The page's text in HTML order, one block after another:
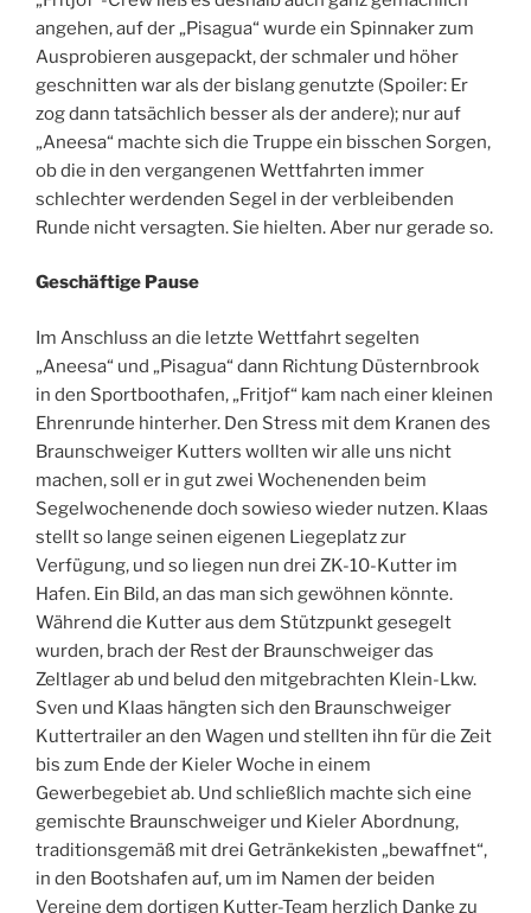
angehen, auf der „Pisagua“ wurde ein Spinnaker zum
Ausprobieren ausgepackt, der schmaler und höher
geschnitten war als der bislang genutzte (Spoiler: Er
zog dann tatsächlich besser als der andere); nur auf
„Aneesa“ machte sich die Truppe ein bisschen Sorgen,
ob die in den vergangenen Wettfahrten immer
schlechter werdenden Segel in der verbleibenden
Runde nicht versagten. Sie hielten. Aber nur gerade so.
Geschäftige Pause
Im Anschluss an die letzte Wettfahrt segelten
„Aneesa“ und „Pisagua“ dann Richtung Düsternbrook
in den Sportboothafen, „Fritjof“ kam nach einer kleinen
Ehrenrunde hinterher. Den Stress mit dem Kranen des
Braunschweiger Kutters wollten wir alle uns nicht
machen, soll er in gut zwei Wochenenden beim
Segelwochenende doch sowieso wieder nutzen. Klaas
stellt so lange seinen eigenen Liegeplatz zur
Verfügung, und so liegen nun drei ZK-10-Kutter im
Hafen. Ein Bild, an das man sich gewöhnen könnte.
Während die Kutter aus dem Stützpunkt gesegelt
wurden, brach der Rest der Braunschweiger das
Zeltlager ab und belud den mitgebrachten Klein-Lkw.
Sven und Klaas hängten sich den Braunschweiger
Kuttertrailer an den Wagen und stellten ihn für die Zeit
bis zum Ende der Kieler Woche in einem
Gewerbegebiet ab. Und schließlich machte sich eine
gemischte Braunschweiger und Kieler Abordnung,
traditionsgemäß mit drei Getränkekisten „bewaffnet“,
in den Bootshafen auf, um im Namen der beiden
Vereine dem dortigen Kutter-Team herzlich Danke zu